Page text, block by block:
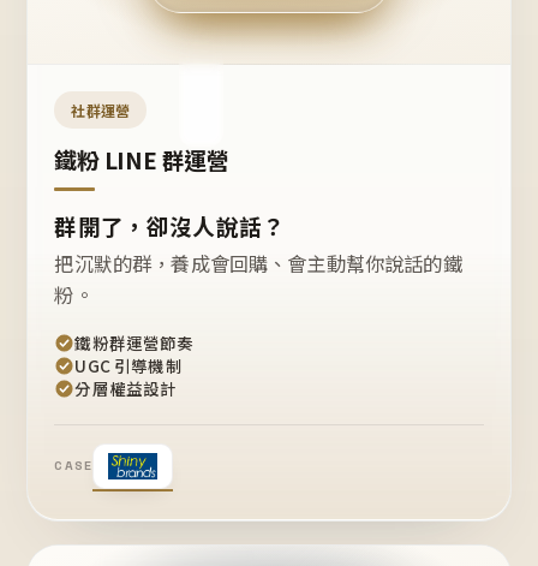
開團
嗎？
社群運營
鐵粉 LINE 群運營
群開了，卻沒人說話？
把沉默的群，養成會回購、會主動幫你說話的鐵
粉。
鐵粉群運營節奏
UGC 引導機制
分層權益設計
CASE